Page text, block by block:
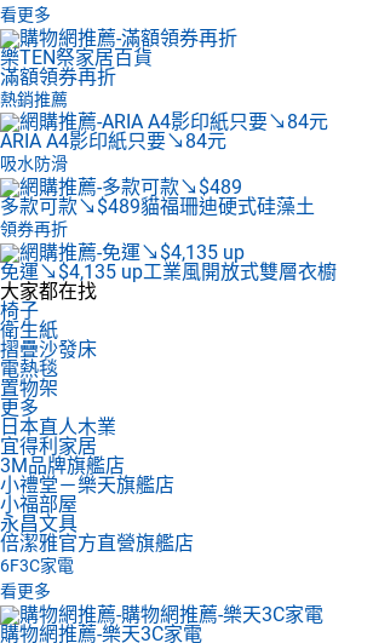
看更多
樂TEN祭家居百貨
滿額領券再折
熱銷推薦
ARIA A4影印紙只要↘84元
吸水防滑
多款可款↘$489貓福珊迪硬式硅藻土
領券再折
免運↘$4,135 up工業風開放式雙層衣櫥
大家都在找
椅子
衛生紙
摺疊沙發床
電熱毯
置物架
更多
日本直人木業
宜得利家居
3M品牌旗艦店
小禮堂－樂天旗艦店
小福部屋
永昌文具
倍潔雅官方直營旗艦店
6F3C家電
看更多
購物網推薦-樂天3C家電